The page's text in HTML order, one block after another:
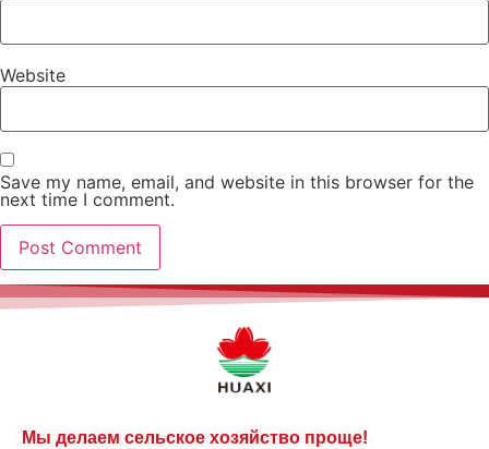
Website
Save my name, email, and website in this browser for the
next time I comment.
Мы делаем сельское хозяйство проще!